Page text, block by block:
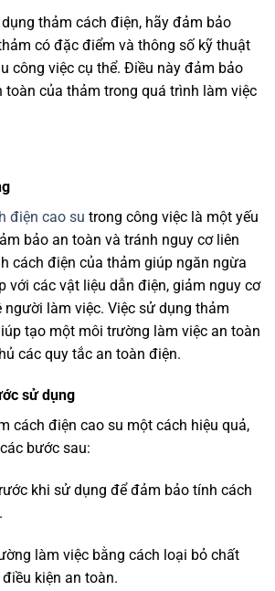
thảm cách điện, hãy đảm bảo
có đặc điểm và thông số kỹ thuật
công việc cụ thể. Điều này đảm bảo
toàn của thảm trong quá trình làm việc
điện cao su trong công việc là một yếu
bảo an toàn và tránh nguy cơ liên
cách điện của thảm giúp ngăn ngừa
với các vật liệu dẫn điện, giảm nguy cơ
người làm việc. Việc sử dụng thảm
tạo một môi trường làm việc an toàn
các quy tắc an toàn điện.
sử dụng
cách điện cao su một cách hiệu quả,
bước sau:
khi sử dụng để đảm bảo tính cách
làm việc bằng cách loại bỏ chất
kiện an toàn.